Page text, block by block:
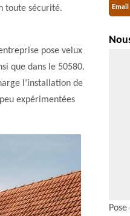
toute sécurité.
pose velux
que dans le 50580.
l’installation de
expérimentées
Email